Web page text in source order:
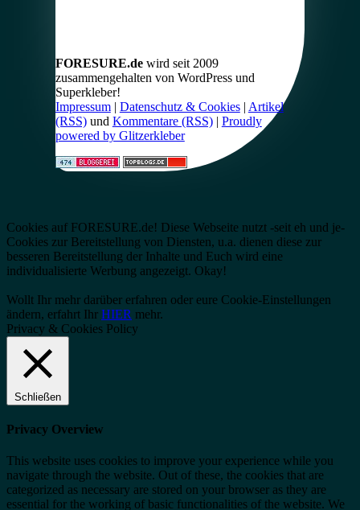
FORESURE.dewird seit 2009
zusammengehalten von WordPress und
Superkleber!
Impressum| Datenschutz & Cookies| Artikel
(RSS)und Kommentare (RSS)| Proudly
powered by Glitzerkleber
Cookies auf FORESURE.de! Diese Webseite nutzt -seit eh und je-
Cookies zur Bereitstellung von Diensten, u.a. dienen diese zur
besseren Bereitstellung der Inhalte und Euch wird eine
individualisierte Werbung angezeigt. Okay!
Wollt Ihr mehr darüber erfahren oder eure Cookie-Einstellungen
ändern, erfahrt Ihr HIER mehr.
Privacy & Cookies Policy
Schließen
Privacy Overview
This website uses cookies to improve your experience while you
navigate through the website. Out of these, the cookies that are
categorized as necessary are stored on your browser as they are
essential for the working of basic functionalities of the website. We